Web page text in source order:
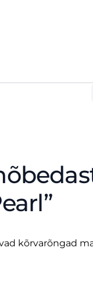
kõrvarõngad